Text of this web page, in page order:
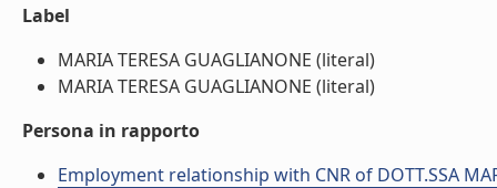
Label
MARIA TERESA GUAGLIANONE (literal)
MARIA TERESA GUAGLIANONE (literal)
Persona in rapporto
Employment relationship with CNR of DOTT.SSA